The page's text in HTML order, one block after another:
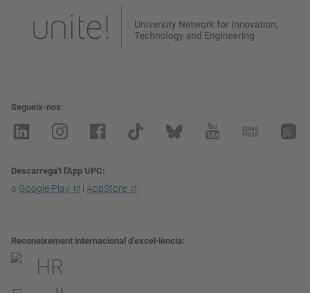
Segueix-nos
Descarrega't l'App UPC
a Google Play i AppStore
Reconeixement internacional d’excel·lència